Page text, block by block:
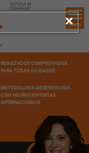
SUPERA IN
COMPANY
Menu
RESULTADOS COMPROVADOS
PARA TODAS AS IDADES
METODOLOGIA DESENVOLVIDA
COM NEUROCIENTISTAS
INTERNACIONAIS